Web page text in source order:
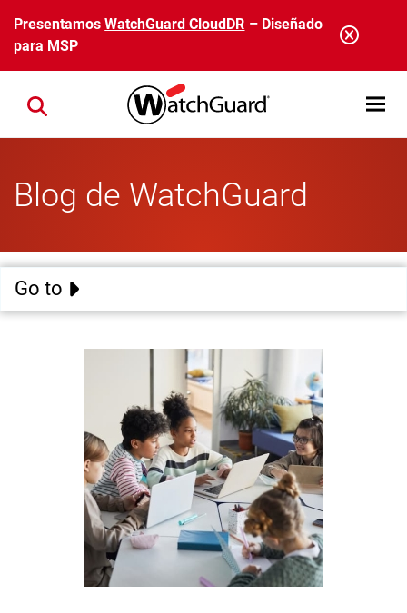
Pasar al contenido principal
PresentamosWatchGuard CloudDR – Diseñado
para MSP
Open
Close search
Blog de WatchGuard
Go to